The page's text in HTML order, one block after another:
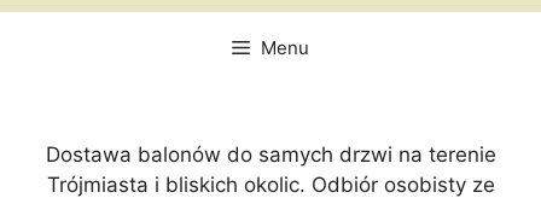
Menu
Dostawa balonów do samych drzwi na terenie
Trójmiasta i bliskich okolic. Odbiór osobisty ze